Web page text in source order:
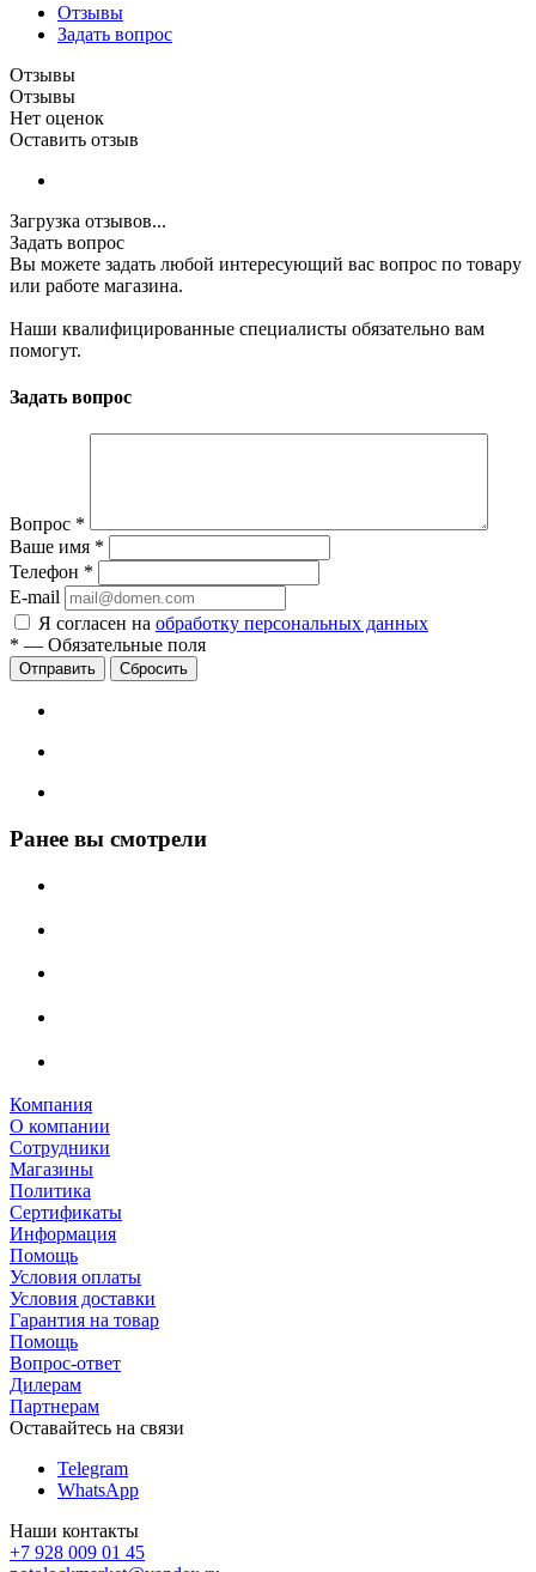
Отзывы
Задать вопрос
Отзывы
Отзывы
Нет оценок
Оставить отзыв
Загрузка отзывов...
Задать вопрос
Вы можете задать любой интересующий вас вопрос по товару
или работе магазина.
Наши квалифицированные специалисты обязательно вам
помогут.
Задать вопрос
Вопрос *
Ваше имя *
Телефон *
E-mail
Я согласен на обработку персональных данных
* — Обязательные поля
Сбросить
Ранее вы смотрели
Компания
О компании
Сотрудники
Магазины
Политика
Сертификаты
Информация
Помощь
Условия оплаты
Условия доставки
Гарантия на товар
Помощь
Вопрос-ответ
Дилерам
Партнерам
Оставайтесь на связи
Telegram
WhatsApp
Наши контакты
+7 928 009 01 45